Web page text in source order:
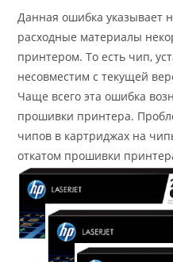
Данная ошибка указывает
расходные материалы
принтером. То есть чип,
несовместим с текущей
Чаще всего эта ошибка
прошивки принтера.
чипов в картриджах на
откатом прошивки